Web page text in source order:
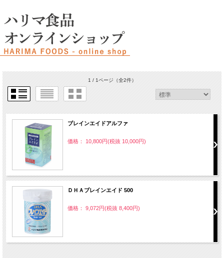
1 / 1ページ（全2件）
ブレインエイドアルファ
価格： 10,800円(税抜 10,000円)
ＤＨＡブレインエイド 500
価格： 9,072円(税抜 8,400円)